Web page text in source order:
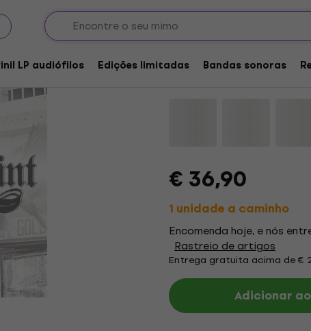
LP audiófilos Edições limitadas Bandas sonoras
Armored Saint - La
Marbled Coloured)
€ 36,90
1 unidade a caminho
Encomenda hoje, e nós
Rastreio de artigos
Entrega gratuita acima de €
Adicionar